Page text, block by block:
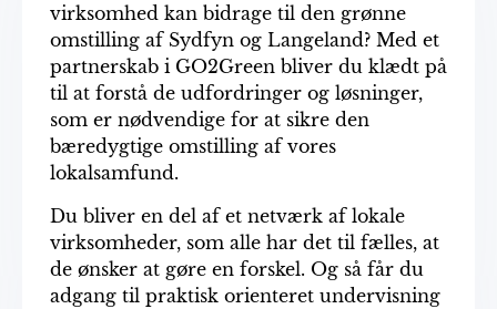
virksomhed kan bidrage til den grønne
omstilling af Sydfyn og Langeland? Med et
partnerskab i GO2Green bliver du klædt på
til at forstå de udfordringer og løsninger,
som er nødvendige for at sikre den
bæredygtige omstilling af vores
lokalsamfund.
Du bliver en del af et netværk af lokale
virksomheder, som alle har det til fælles, at
de ønsker at gøre en forskel. Og så får du
adgang til praktisk orienteret undervisning